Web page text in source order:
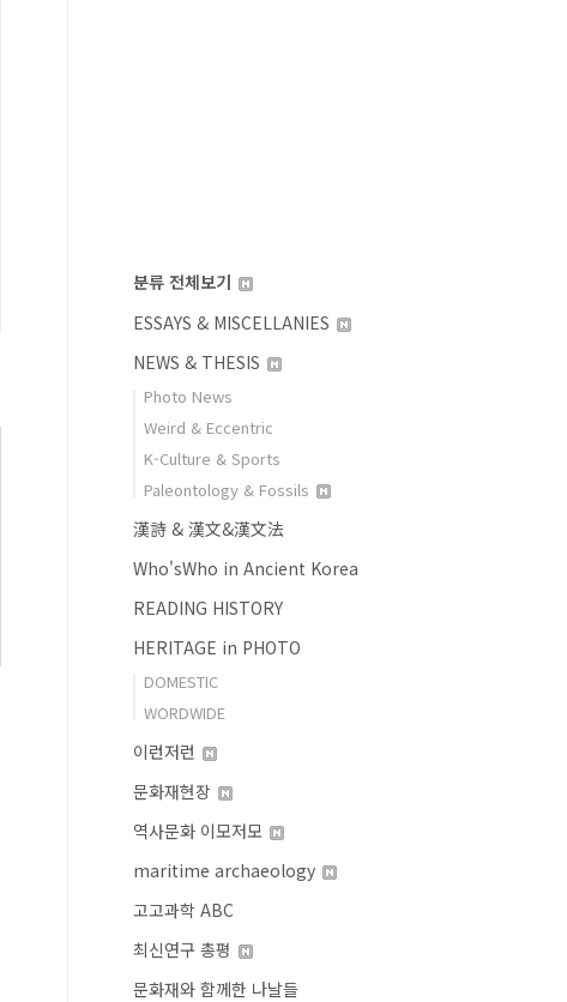
분류 전체보기
ESSAYS & MISCELLANIES
NEWS & THESIS
Photo News
Weird & Eccentric
K-Culture & Sports
Paleontology & Fossils
漢詩 & 漢文&漢文法
Who'sWho in Ancient Korea
READING HISTORY
HERITAGE in PHOTO
DOMESTIC
WORDWIDE
이런저런
문화재현장
역사문화 이모저모
maritime archaeology
고고과학 ABC
최신연구 총평
문화재와 함께한 나날들